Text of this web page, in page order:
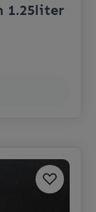
1.25liter